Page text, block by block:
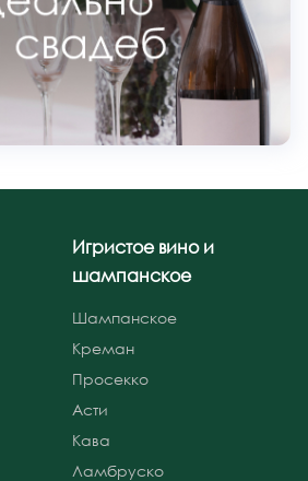
Игристое вино и
шампанское
Шампанское
Креман
Просекко
Асти
Кава
Ламбруско